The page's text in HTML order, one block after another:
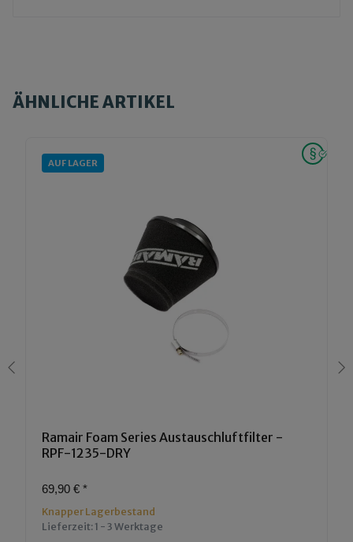
ÄHNLICHE ARTIKEL
AUF LAGER
Ramair Foam Series Austauschluftfilter -
RPF-1235-DRY
69,90 € *
Knapper Lagerbestand
Lieferzeit:1 - 3 Werktage